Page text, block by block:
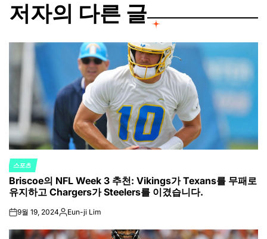
저자의 다른 글
POSTED
IN
스포츠
Briscoe의 NFL Week 3 추천: Vikings가 Texans를 무패로
유지하고 Chargers가 Steelers를 이겼습니다.
on9월 19, 2024Posted
Eun-ji Lim